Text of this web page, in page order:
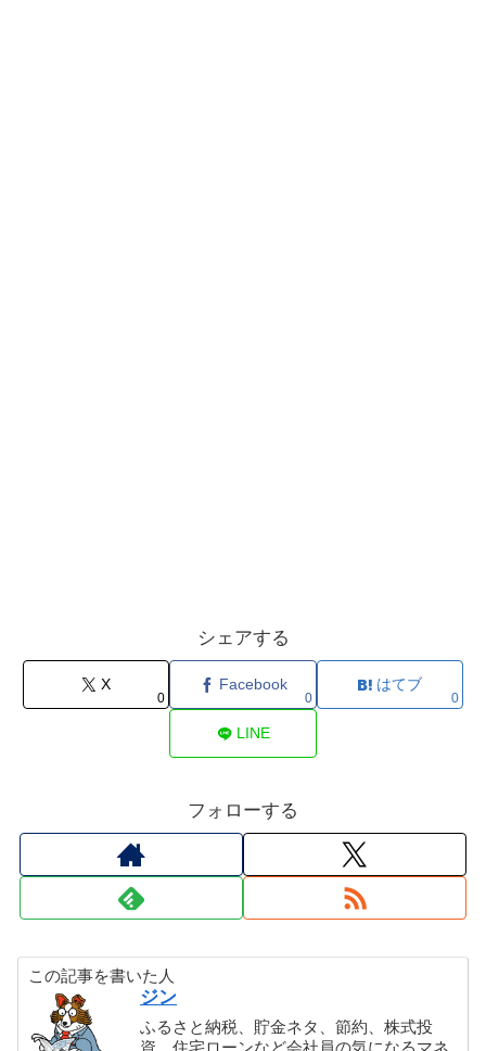
シェアする
X
0
Facebook
0
はてブ
0
LINE
フォローする
この記事を書いた人
ジン
ふるさと納税、貯金ネタ、節約、株式投
資、住宅ローンなど会社員の気になるマネ